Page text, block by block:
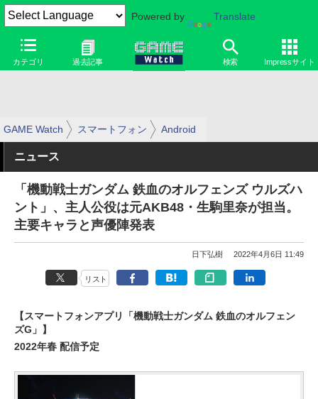
Powered by Translate
カテゴリ 過去記事 検索 Impressサイト
GAME Watch スマートフォン Android
ニュース
「機動戦士ガンダム 鉄血のオルフェンズ ウルズハ
ント」、主人公役は元AKB48・生駒里奈が担当。
主要キャラと声優陣発表
日下弘樹 2022年4月6日 11:49
リスト
【スマートフォンアプリ「機動戦士ガンダム 鉄血のオルフェン
ズG」】
2022年春 配信予定